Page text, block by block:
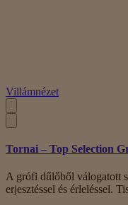
Villámnézet
Tornai – Top Selection
A grófi dűlőből válogatott
erjesztéssel és érleléssel.